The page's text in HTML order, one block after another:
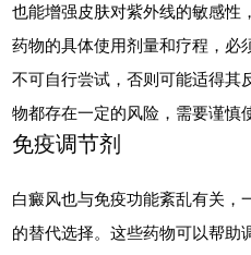
也能增强皮肤对紫外线的敏感性
药物的具体使用剂量和疗程，必
不可自行尝试，否则可能适得其
物都存在一定的风险，需要谨慎
免疫调节剂
白癜风也与免疫功能紊乱有关，
的替代选择。这些药物可以帮助